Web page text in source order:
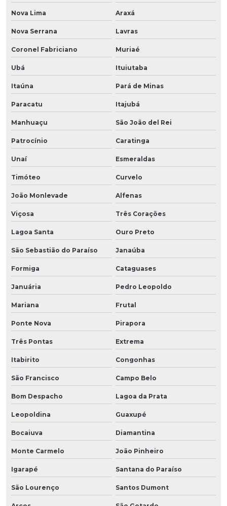
Nova Lima Araxá
Nova Serrana Lavras
Coronel Fabriciano Muriaé
Ubá Ituiutaba
Itaúna Pará de Minas
Paracatu Itajubá
Manhuaçu São João del Rei
Patrocínio Caratinga
Unaí Esmeraldas
Timóteo Curvelo
João Monlevade Alfenas
Viçosa Três Corações
Lagoa Santa Ouro Preto
São Sebastião do Paraíso Janaúba
Formiga Cataguases
Januária Pedro Leopoldo
Mariana Frutal
Ponte Nova Pirapora
Três Pontas Extrema
Itabirito Congonhas
São Francisco Campo Belo
Bom Despacho Lagoa da Prata
Leopoldina Guaxupé
Bocaiuva Diamantina
Monte Carmelo João Pinheiro
Igarapé Santana do Paraíso
São Lourenço Santos Dumont